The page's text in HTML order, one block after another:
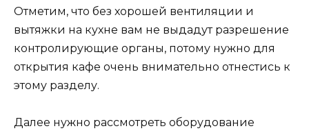
Отметим, что без хорошей вентиляции и
вытяжки на кухне вам не выдадут разрешение
контролирующие органы, потому нужно для
открытия кафе очень внимательно отнестись к
этому разделу.
Далее нужно рассмотреть оборудование